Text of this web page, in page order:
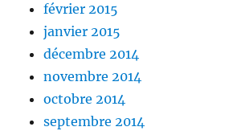
février 2015
janvier 2015
décembre 2014
novembre 2014
octobre 2014
septembre 2014